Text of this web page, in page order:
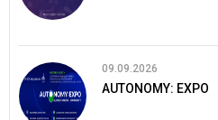
09.09.2026
AUTONOMY: EXPO